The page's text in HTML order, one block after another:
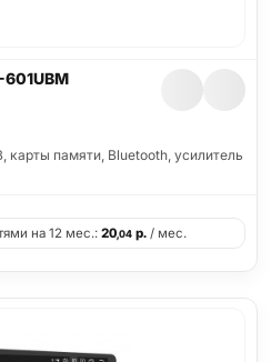
карты памяти, Bluetooth, усилитель
на 12 мес.: 20,04 р. / мес.